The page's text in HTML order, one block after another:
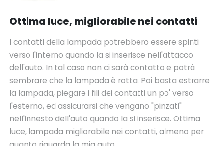
Ottima luce, migliorabile nei contatti
I contatti della lampada potrebbero essere spinti
verso l'interno quando la si inserisce nell'attacco
dell'auto. In tal caso non ci sarà contatto e potrà
sembrare che la lampada è rotta. Poi basta estrarre
la lampada, piegare i fili dei contatti un po' verso
l'esterno, ed assicurarsi che vengano "pinzati"
nell'innesto dell'auto quando la si inserisce. Ottima
luce, lampada migliorabile nei contatti, almeno per